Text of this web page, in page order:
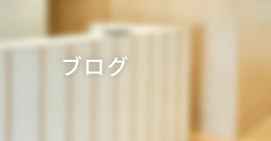
ブログ